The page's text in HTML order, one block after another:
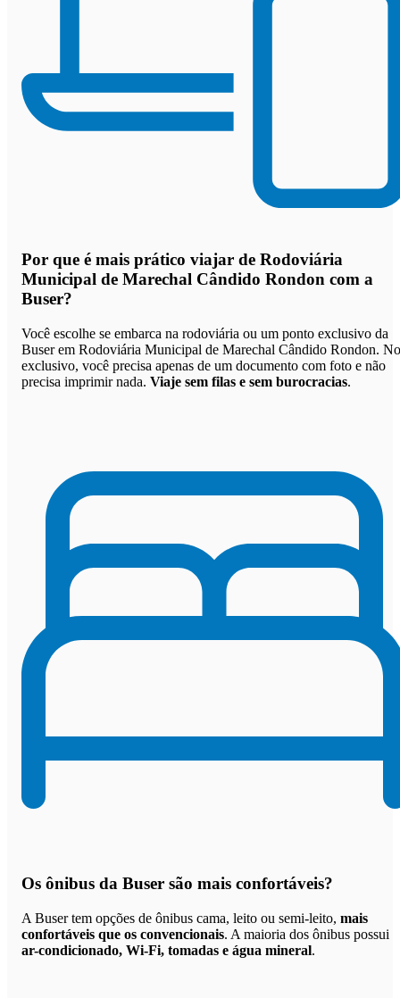
Por que é mais prático viajar de Rodoviária
Municipal de Marechal Cândido Rondon com a
Buser?
Você escolhe se embarca na rodoviária ou um ponto exclusivo da
Buser em Rodoviária Municipal de Marechal Cândido Rondon. No
exclusivo, você precisa apenas de um documento com foto e não
precisa imprimir nada. Viaje sem filas e sem burocracias.
Os ônibus da Buser são mais confortáveis?
A Buser tem opções de ônibus cama, leito ou semi-leito, mais
confortáveis que os convencionais. A maioria dos ônibus possui
ar-condicionado, Wi-Fi, tomadas e água mineral.